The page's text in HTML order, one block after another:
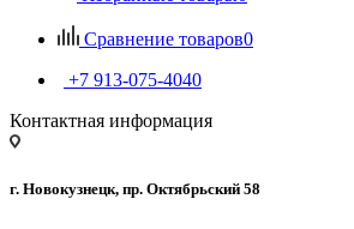
Сравнение товаров0
+7 913-075-4040
Контактная информация
г. Новокузнецк, пр. Октябрьский 58